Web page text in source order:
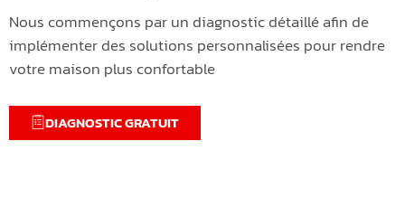
Nous commençons par un diagnostic détaillé afin de
implémenter des solutions personnalisées pour rendre
votre maison plus confortable
DIAGNOSTIC GRATUIT